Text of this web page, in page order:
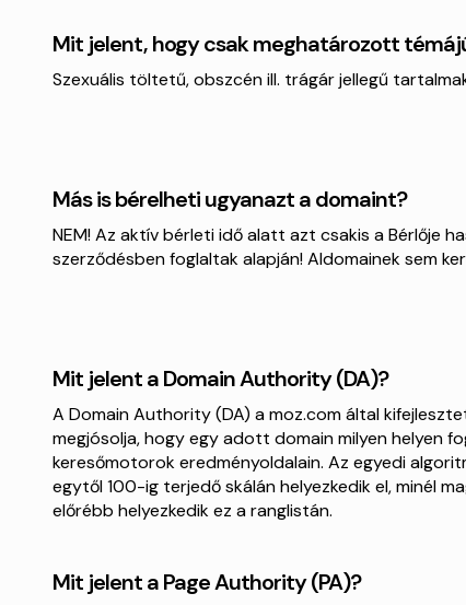
Mit jelent, hogy csak meghatározott
Szexuális töltetű, obszcén ill. trágár jellegű
Más is bérelheti ugyanazt a domaint?
NEM! Az aktív bérleti idő alatt azt csakis a Bérlője
szerződésben foglaltak alapján! Aldomainek sem
Mit jelent a Domain Authority (DA)?
A Domain Authority (DA) a moz.com által
megjósolja, hogy egy adott domain milyen helyen
keresőmotorok eredményoldalain. Az egyedi
egytől 100-ig terjedő skálán helyezkedik el, minél
előrébb helyezkedik ez a ranglistán.
Mit jelent a Page Authority (PA)?